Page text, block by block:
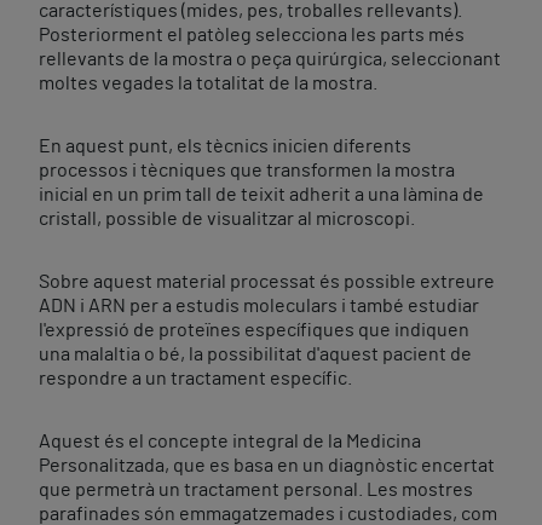
característiques (mides, pes, troballes rellevants).
Posteriorment el patòleg selecciona les parts més
rellevants de la mostra o peça quirúrgica, seleccionant
moltes vegades la totalitat de la mostra.
En aquest punt, els tècnics inicien diferents
processos i tècniques que transformen la mostra
inicial en un prim tall de teixit adherit a una làmina de
cristall, possible de visualitzar al microscopi.
Sobre aquest material processat és possible extreure
ADN i ARN per a estudis moleculars i també estudiar
l'expressió de proteïnes específiques que indiquen
una malaltia o bé, la possibilitat d'aquest pacient de
respondre a un tractament específic.
Aquest és el concepte integral de la Medicina
Personalitzada, que es basa en un diagnòstic encertat
que permetrà un tractament personal. Les mostres
parafinades són emmagatzemades i custodiades, com